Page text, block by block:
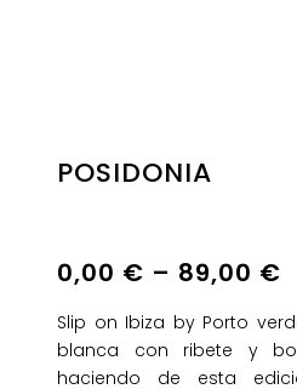
POSIDONIA
0,00 € – 89,00 €
Slip on Ibiza by Porto
blanca con ribete y
haciendo de esta